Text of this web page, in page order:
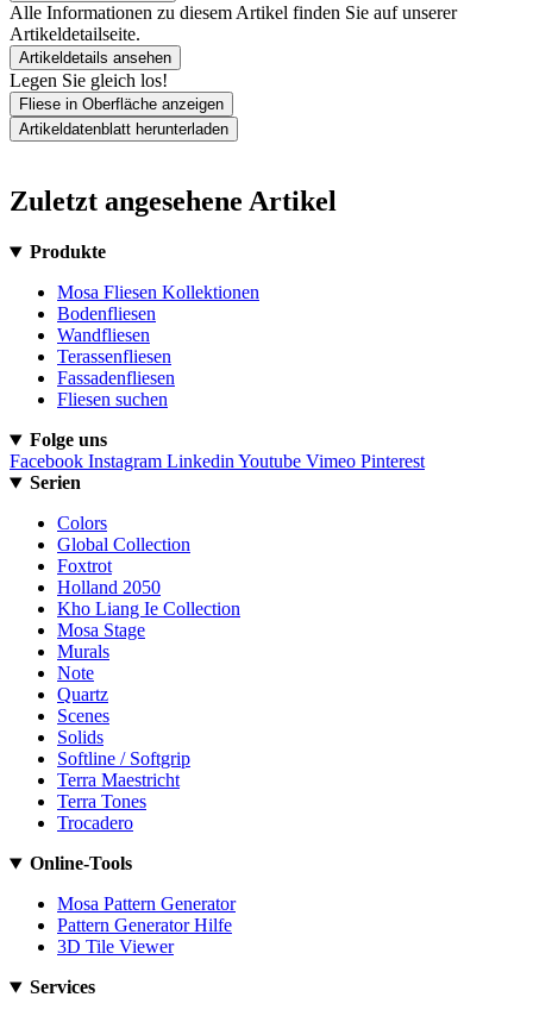
Alle Informationen zu diesem Artikel finden Sie auf unserer
Artikeldetailseite.
Artikeldetails ansehen
Legen Sie gleich los!
Fliese in Oberfläche anzeigen
Artikeldatenblatt herunterladen
Zuletzt angesehene Artikel
Produkte
Mosa Fliesen Kollektionen
Bodenfliesen
Wandfliesen
Terassenfliesen
Fassadenfliesen
Fliesen suchen
Folge uns
Facebook Instagram Linkedin Youtube Vimeo Pinterest
Serien
Colors
Global Collection
Foxtrot
Holland 2050
Kho Liang Ie Collection
Mosa Stage
Murals
Note
Quartz
Scenes
Solids
Softline / Softgrip
Terra Maestricht
Terra Tones
Trocadero
Online-Tools
Mosa Pattern Generator
Pattern Generator Hilfe
3D Tile Viewer
Services